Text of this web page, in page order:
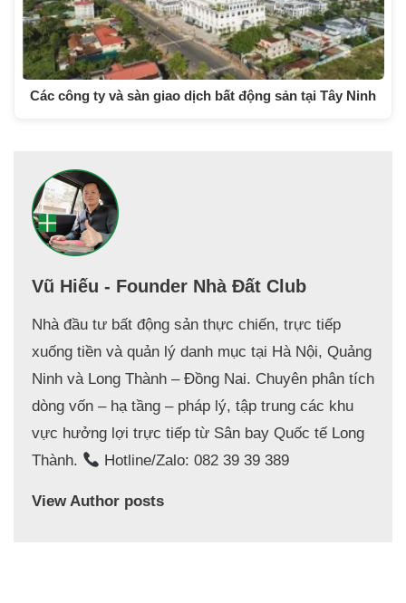
Các công ty và sàn giao dịch bất động sản tại Tây Ninh
Vũ Hiếu - Founder Nhà Đất Club
Nhà đầu tư bất động sản thực chiến, trực tiếp
xuống tiền và quản lý danh mục tại Hà Nội, Quảng
Ninh và Long Thành – Đồng Nai. Chuyên phân tích
dòng vốn – hạ tầng – pháp lý, tập trung các khu
vực hưởng lợi trực tiếp từ Sân bay Quốc tế Long
Thành.
Hotline/Zalo: 082 39 39 389
View Author posts